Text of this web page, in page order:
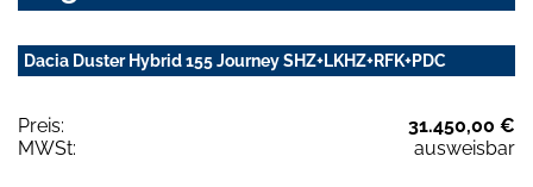
Dacia Duster Hybrid 155 Journey SHZ+LKHZ+RFK+PDC
Preis:
31.450,00 €
MWSt:
ausweisbar